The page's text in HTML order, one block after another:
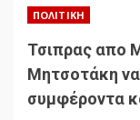
ΠΟΛΙΤΙΚΉ
Τσιπρας απο
Μητσοτάκη
συμφέροντα